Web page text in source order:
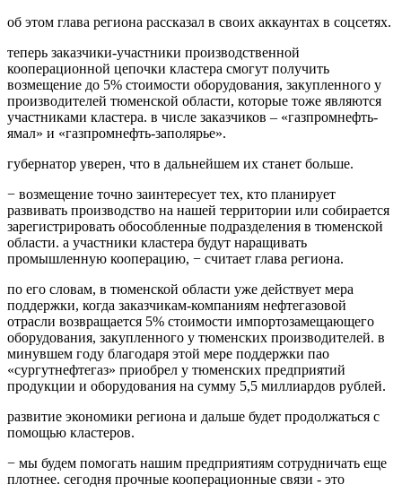
об этом глава региона рассказал в своих аккаунтах в соцсетях.
теперь заказчики-участники производственной
кооперационной цепочки кластера смогут получить
возмещение до 5% стоимости оборудования, закупленного у
производителей тюменской области, которые тоже являются
участниками кластера. в числе заказчиков – «газпромнефть-
ямал» и «газпромнефть-заполярье».
губернатор уверен, что в дальнейшем их станет больше.
− возмещение точно заинтересует тех, кто планирует
развивать производство на нашей территории или собирается
зарегистрировать обособленные подразделения в тюменской
области. а участники кластера будут наращивать
промышленную кооперацию, − считает глава региона.
по его словам, в тюменской области уже действует мера
поддержки, когда заказчикам-компаниям нефтегазовой
отрасли возвращается 5% стоимости импортозамещающего
оборудования, закупленного у тюменских производителей. в
минувшем году благодаря этой мере поддержки пао
«сургутнефтегаз» приобрел у тюменских предприятий
продукции и оборудования на сумму 5,5 миллиардов рублей.
развитие экономики региона и дальше будет продолжаться с
помощью кластеров.
− мы будем помогать нашим предприятиям сотрудничать еще
плотнее. сегодня прочные кооперационные связи - это